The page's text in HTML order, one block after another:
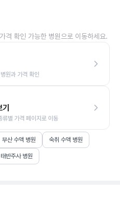
격 확인 가능한 병원으로 이동하세요.
원과 가격 확인
류별 가격 페이지로 이동
부산 수액 병원 숙취 수액 병원
태반주사 병원